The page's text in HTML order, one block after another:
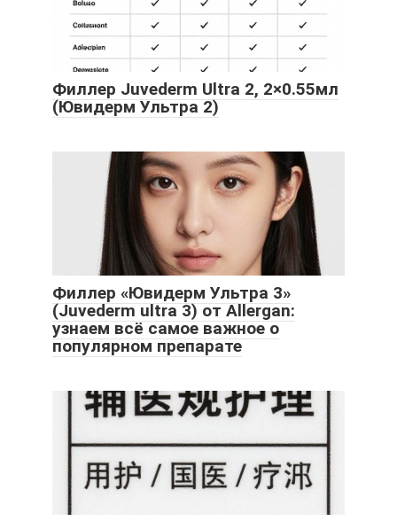
Филлер Juvederm Ultra 2, 2×0.55мл
(Ювидерм Ультра 2)
Филлер «Ювидерм Ультра 3»
(Juvederm ultra 3) от Allergan:
узнаем всё самое важное о
популярном препарате